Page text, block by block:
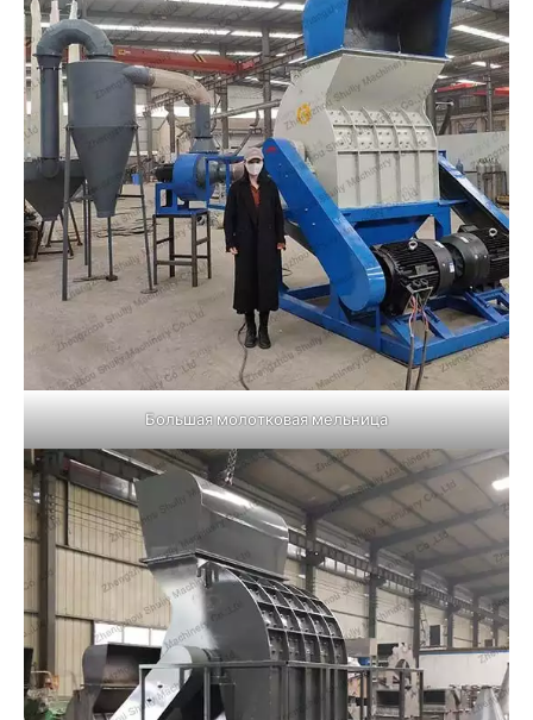
Большая молотковая мельница